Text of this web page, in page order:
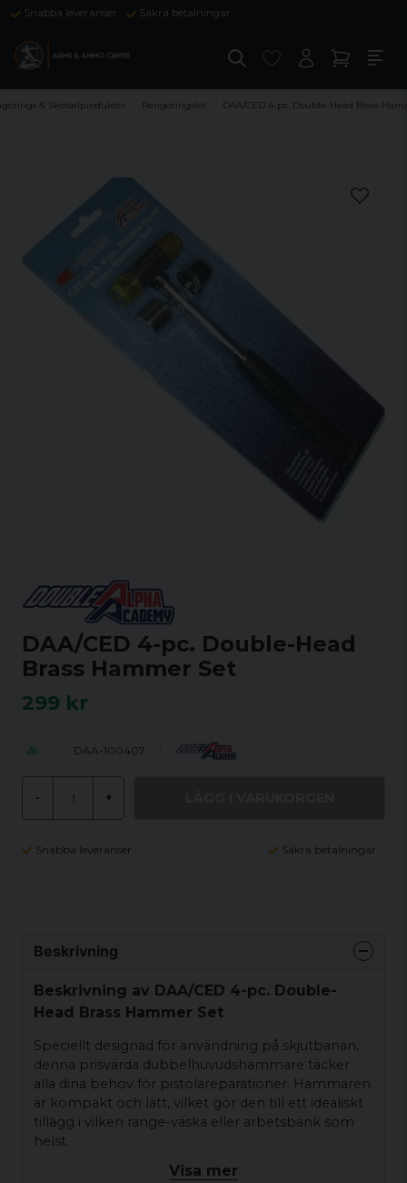
Snabba leveranser Säkra betalningar
& Skötselprodukter Rengöringskit DAA/CED 4-pc. Double-Head Brass
DAA/CED 4-pc. Double-Head
Brass Hammer Set
299 kr
DAA-100407
- +
Snabba leveranser Säkra betalningar
Beskrivning
Beskrivning av DAA/CED 4-pc. Double-
Head Brass Hammer Set
Speciellt designad för användning på skjutbanan,
denna prisvärda dubbelhuvudshammare täcker
alla dina behov för pistolareparationer. Hammaren
är kompakt och lätt, vilket gör den till ett idealiskt
tillägg i vilken range-väska eller arbetsbänk som
helst.
Setet inkluderar fyra olika hammartips: mässing,
Visa mer